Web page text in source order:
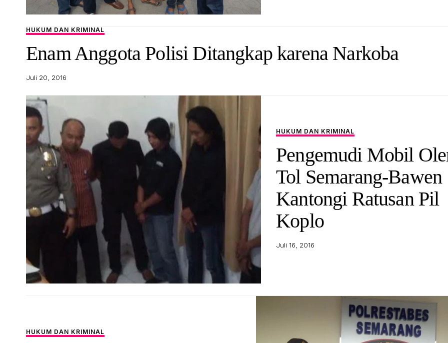
HUKUM DAN KRIMINAL
Enam Anggota Polisi Ditangkap karena Narkoba
Juli 20, 2016
HUKUM DAN KRIMINAL
Pengemudi Mobil
Tol Semarang-Bawen
Kantongi Ratusan Pil
Koplo
Juli 16, 2016
HUKUM DAN KRIMINAL